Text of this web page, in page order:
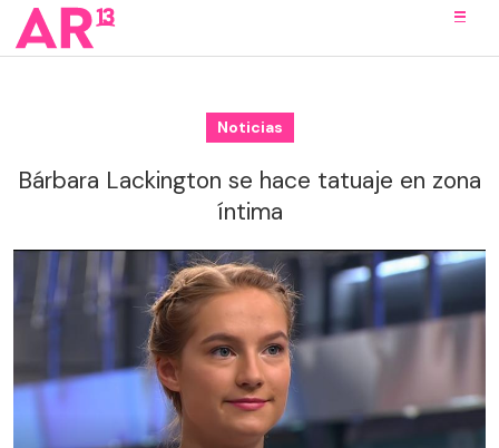
Noticias
Bárbara Lackington se hace tatuaje en zona
íntima